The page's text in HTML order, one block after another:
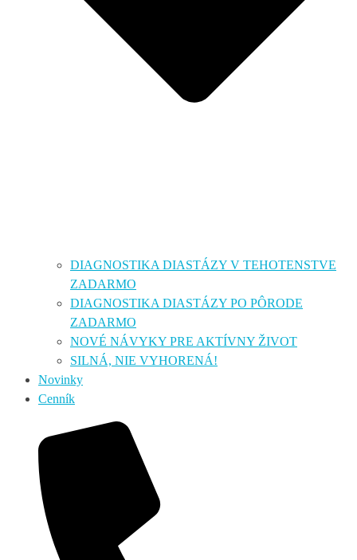
DIAGNOSTIKA DIASTÁZY V TEHOTENSTVE
ZADARMO
DIAGNOSTIKA DIASTÁZY PO PÔRODE
ZADARMO
NOVÉ NÁVYKY PRE AKTÍVNY ŽIVOT
SILNÁ, NIE VYHORENÁ!
Novinky
Cenník